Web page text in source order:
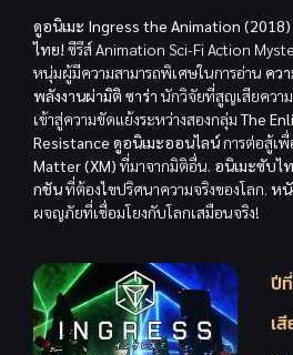
ดูอนิเมะ Ingress the Animation
ไทย! ซีรีส์ Animation Sci-Fi Action
หนุ่มผู้มีความสามารถพิเศษในการอ่าน คว
พลังงานผ่ามิติ ซาร่า นักวิจัยที่สูญเสียความ
เข้าสู่ความขัดแย้งระหว่างสองกลุ่มThe
Resistance ดูอนิเมะออนไลน์การต่อสู้เ
Matter (XM) ที่มาจากมิติอื่น. อนิเมะซับไ
กชันที่ต้องไขปริศนาความจริงของโลก. หนั
ผจญภัยที่เชื่อมโยงกับโลกเสมือนจริง!
ปี
เ